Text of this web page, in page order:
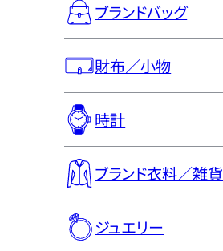
ブランドバッグ
財布／小物
時計
ブランド衣料／雑貨
ジュエリー